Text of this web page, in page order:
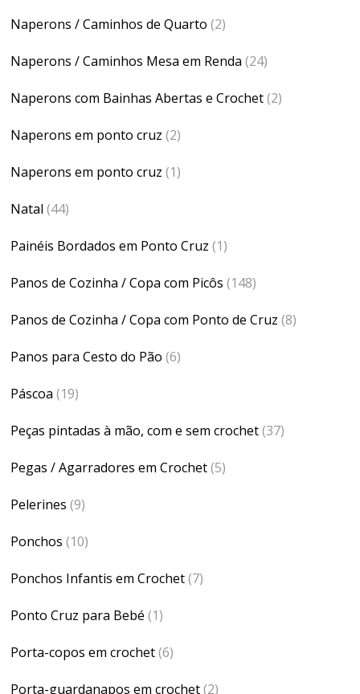
Naperons / Caminhos de Quarto (2)
Naperons / Caminhos Mesa em Renda (24)
Naperons com Bainhas Abertas e Crochet(2)
Naperons em ponto cruz (2)
Naperons em ponto cruz (1)
Natal (44)
Painéis Bordados em Ponto Cruz (1)
Panos de Cozinha / Copa com Picôs (148)
Panos de Cozinha / Copa com Ponto de Cruz (8)
Panos para Cesto do Pão (6)
Páscoa (19)
Peças pintadas à mão, com e sem crochet(37)
Pegas / Agarradores em Crochet(5)
Pelerines (9)
Ponchos (10)
Ponchos Infantis em Crochet(7)
Ponto Cruz para Bebé (1)
Porta-copos em crochet(6)
Porta-guardanapos em crochet(2)